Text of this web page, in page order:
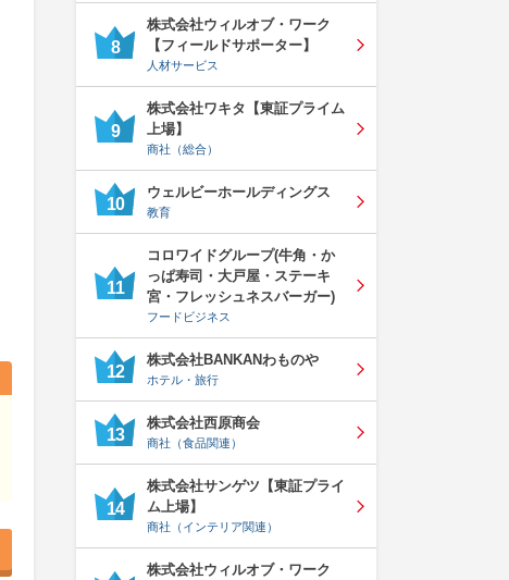
8
株式会社ウィルオブ・ワーク
【フィールドサポーター】
人材サービス
9
株式会社ワキタ【東証プライム
上場】
商社（総合）
10
ウェルビーホールディングス
教育
11
コロワイドグループ(牛角・か
っぱ寿司・大戸屋・ステーキ
宮・フレッシュネスバーガー)
フードビジネス
12
株式会社BANKANわものや
ホテル・旅行
13
株式会社西原商会
商社（食品関連）
14
株式会社サンゲツ【東証プライ
ム上場】
商社（インテリア関連）
株式会社ウィルオブ・ワーク